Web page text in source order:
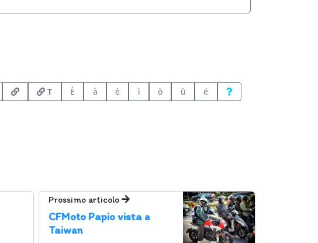
T È à è ì ò ù é
Prossimo articolo
CFMoto Papio vista a
Taiwan